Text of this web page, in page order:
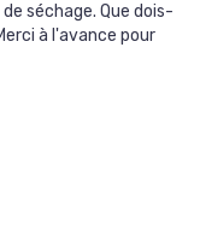
séchage. Que dois-
à l'avance pour